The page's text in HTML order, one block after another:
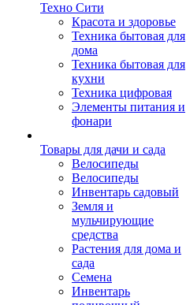
Техно Сити
Красота и здоровье
Техника бытовая для
дома
Техника бытовая для
кухни
Техника цифровая
Элементы питания и
фонари
Товары для дачи и сада
Велосипеды
Велосипеды
Инвентарь садовый
Земля и
мульчирующие
средства
Растения для дома и
сада
Семена
Инвентарь